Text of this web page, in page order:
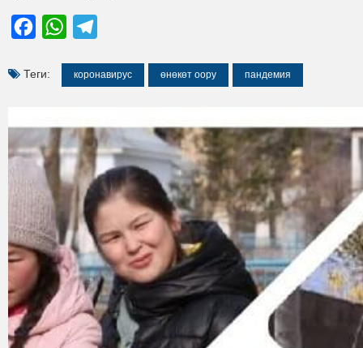
FacebookWhatsApp
Теги: коронавирус өнөкөт оору пандемия